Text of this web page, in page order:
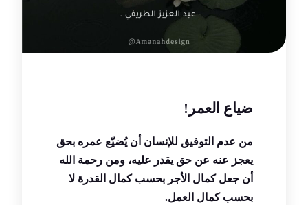
ضياع العمر!
من عدم التوفيق للإنسان أن يُضيّع عمره بحق
يعجز عنه عن حق يقدر عليه، ومن رحمة الله
أن جعل كمال الأجر بحسب كمال القدرة لا
بحسب كمال العمل.